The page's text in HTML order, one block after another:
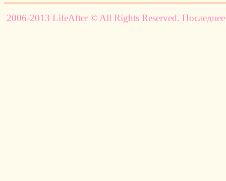
2006-2013 LifeAfter © All Rights Reserved.